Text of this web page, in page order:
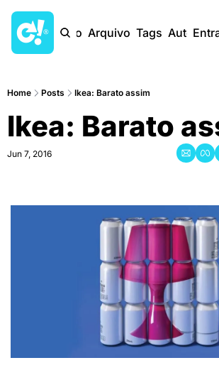
Início Arquivo Tags Autores
Home Posts Ikea: Barato assim
Ikea: Barato
Jun 7, 2016